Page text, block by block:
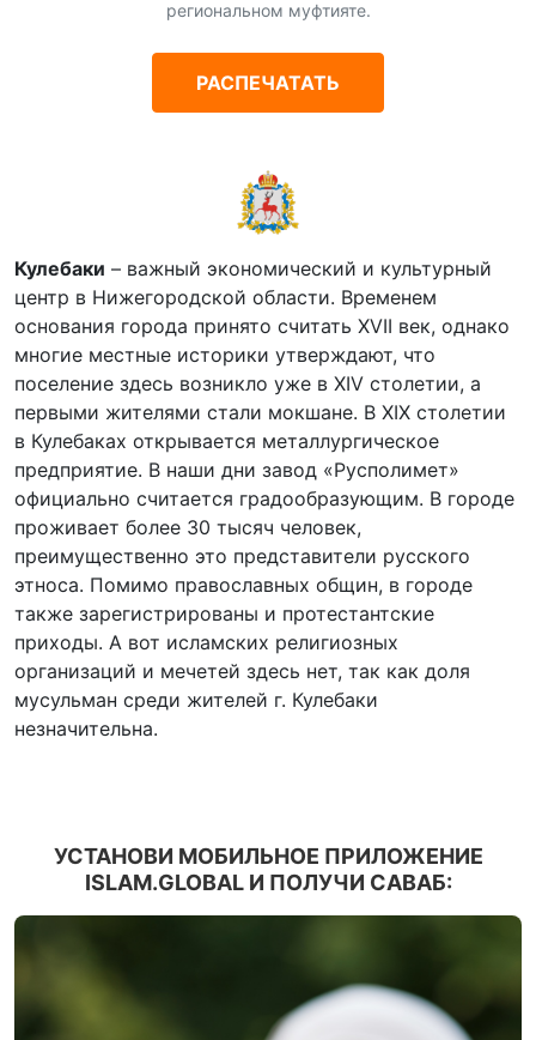
региональном муфтияте.
РАСПЕЧАТАТЬ
Кулебаки – важный экономический и культурный
центр в Нижегородской области. Временем
основания города принято считать XVII век, однако
многие местные историки утверждают, что
поселение здесь возникло уже в XIV столетии, а
первыми жителями стали мокшане. В XIX столетии
в Кулебаках открывается металлургическое
предприятие. В наши дни завод «Русполимет»
официально считается градообразующим. В городе
проживает более 30 тысяч человек,
преимущественно это представители русского
этноса. Помимо православных общин, в городе
также зарегистрированы и протестантские
приходы. А вот исламских религиозных
организаций и мечетей здесь нет, так как доля
мусульман среди жителей г. Кулебаки
незначительна.
УСТАНОВИ МОБИЛЬНОЕ ПРИЛОЖЕНИЕ
ISLAM.GLOBAL И ПОЛУЧИ САВАБ: